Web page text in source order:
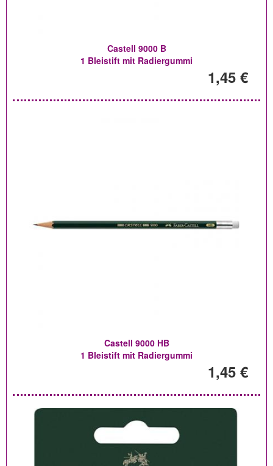
Castell 9000 B
1 Bleistift mit Radiergummi
1,45 €
Castell 9000 HB
1 Bleistift mit Radiergummi
1,45 €